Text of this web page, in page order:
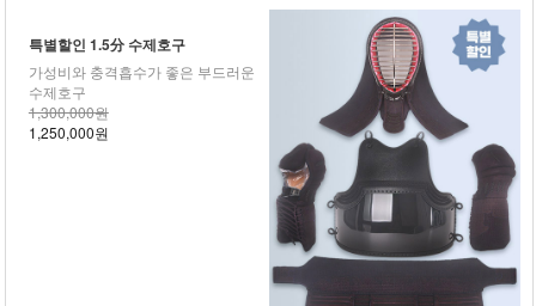
특별할인 1.5分 수제호구
가성비와 충격흡수가 좋은 부드러운
수제호구
1,300,000원
1,250,000원